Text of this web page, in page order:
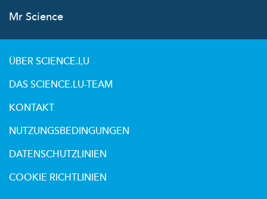
Mr Science
ÜBER SCIENCE.LU
DAS SCIENCE.LU-TEAM
KONTAKT
NUTZUNGSBEDINGUNGEN
DATENSCHUTZLINIEN
COOKIE RICHTLINIEN